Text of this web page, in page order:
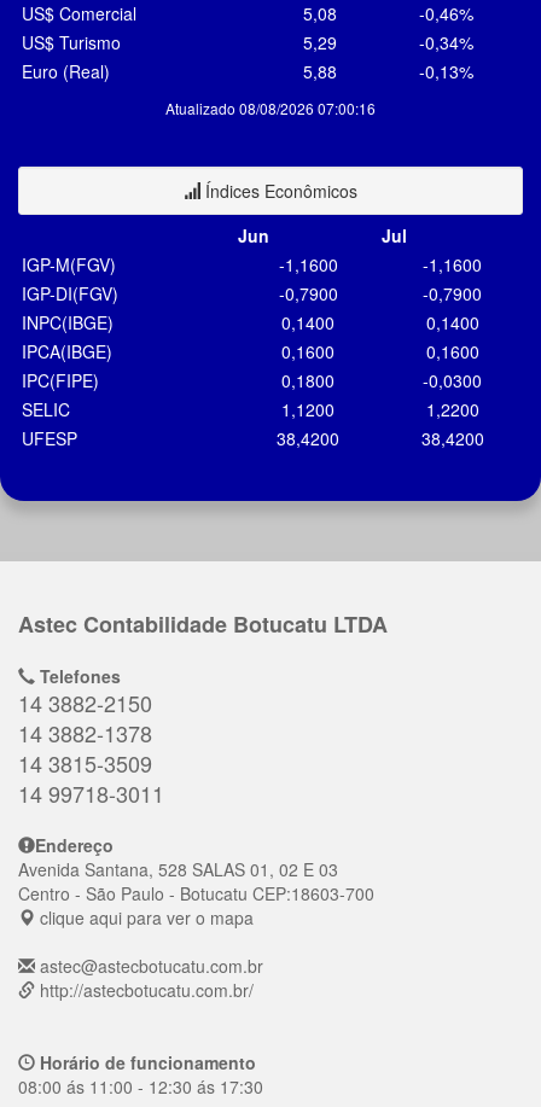
Atualizado 08/08/2026 07:00:16
US$ Comercial 5,08
-0,46%
US$ Turismo
5,29
-0,34%
Euro (Real)
5,88 -0,13%
Índices Econômicos
Jun
Jul
IGP-M(FGV)
-1,1600
-1,1600
IGP-DI(FGV)
-0,7900
-0,7900
INPC(IBGE)
0,1400
0,1400
IPCA(IBGE)
0,1600
0,1600
IPC(FIPE)
0,1800
-0,0300
SELIC
1,1200
1,2200
UFESP
38,4200 38,4200
Astec Contabilidade Botucatu LTDA
Telefones
14 3882-2150
14 3882-1378
14 3815-3509
14 99718-3011
Endereço
Avenida Santana, 528 SALAS 01, 02 E 03
Centro - São Paulo - Botucatu CEP:18603-700
clique aqui para ver o mapa
astec@astecbotucatu.com.br
http://astecbotucatu.com.br/
Horário de funcionamento
08:00 ás 11:00 - 12:30 ás 17:30